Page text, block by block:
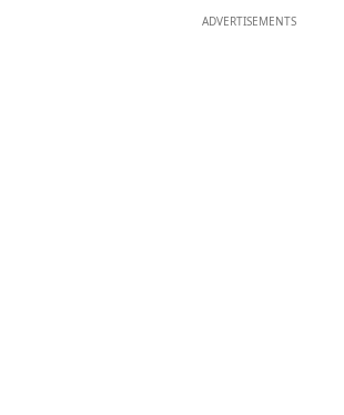
ADVERTISEMENTS